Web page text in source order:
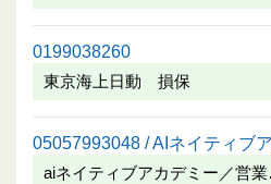
0199038260
東京海上日動 損保
05057993048 / AIネイティブ
aiネイティブアカデミー／営